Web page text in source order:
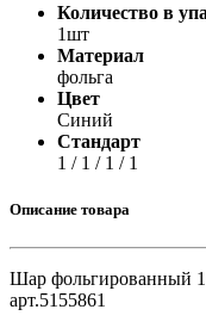
Количество в
1шт
Материал
фольга
Цвет
Синий
Стандарт
1 / 1 / 1 / 1
Описание товара
Шар фольгированный
арт.5155861